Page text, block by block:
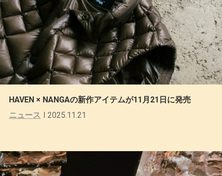
HAVEN × NANGAの新作アイテムが11月21日に発売
ニュース
2025.11.21